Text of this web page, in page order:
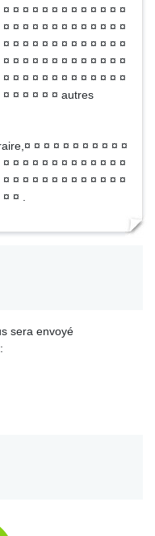
¤ ¤ ¤ ¤ ¤ ¤ ¤ ¤ ¤ ¤ ¤ ¤
¤ ¤ ¤ ¤ ¤ ¤ ¤ ¤ ¤ ¤ ¤ ¤
¤ ¤ ¤ ¤ ¤ ¤ ¤ ¤ ¤ ¤ ¤ ¤
¤ ¤ ¤ ¤ ¤ ¤ ¤ ¤ ¤ ¤ ¤ ¤
¤ ¤ ¤ ¤ ¤ ¤ ¤ ¤ ¤ ¤ ¤ ¤
¤ ¤ ¤ ¤ ¤ autres
¤ ¤ ¤ ¤ ¤ ¤ ¤ ¤ ¤ ¤
¤ ¤ ¤ ¤ ¤ ¤ ¤ ¤ ¤ ¤ ¤ ¤
¤ ¤ ¤ ¤ ¤ ¤ ¤ ¤ ¤ ¤ ¤ ¤
¤ .
sera envoyé